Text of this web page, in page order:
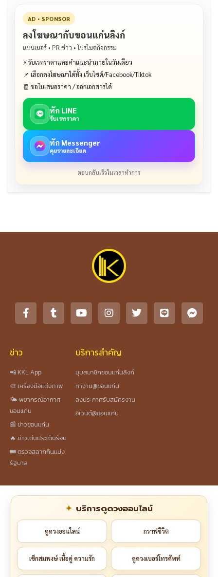
AD • SPONSOR
ลงโฆษณากับขอนแก่นลิงก์
แบนเนอร์ • PR ข่าว • โปรโมตกิจกรรม
⚡ รับเรทราคาและคำแนะนำภายในวันเดียว
📌 เลือกลงโฆษณาได้ทั้ง เว็บไซต์/Facebook/Tiktok
🧾 ขอใบเสนอราคา / ออกเอกสารได้
ทัก LINE
รับเรทราคา
ทัก Messenger
คุยรายละเอียด
ตอบกลับเร็วในเวลาทำการ
ข่าว
📲 KKL App
🎨 เครื่องมือแต่งภาพ
🌤️ พยากรณ์อากาศ
ขอนแก่น
📰 ข่าวขอนแก่น
🔥 ข่าวเด่นประเด็นร้อน
🎟️ ตรวจสลากกินแบ่ง
รัฐบาล
บริการสำคัญ
มุมสมาชิกขอนแก่นลิงก์
หางาน@ขอนแก่น
ลงประกาศรับสมัครงาน
อีเวนต์@ขอนแก่น
บริการดูดวงออนไลน์
ดูดวงออนไลน์ กราฟชีวิต
เช็กสมพงษ์ เนื้อคู่ ความรัก ดูดวงเบอร์โทรศัพท์